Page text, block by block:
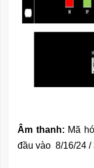
Âm thanh: Mã
đầu vào 8/16/24 /